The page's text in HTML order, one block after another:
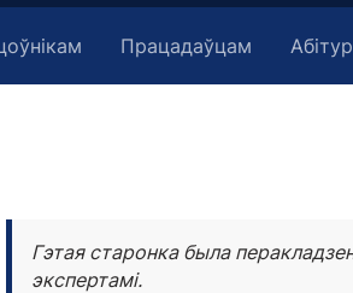
Працадаўцам
Гэтая старонка была
экспертамі.